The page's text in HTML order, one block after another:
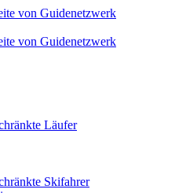
von Guidenetzwerk
von Guidenetzwerk
Läufer
Skifahrer